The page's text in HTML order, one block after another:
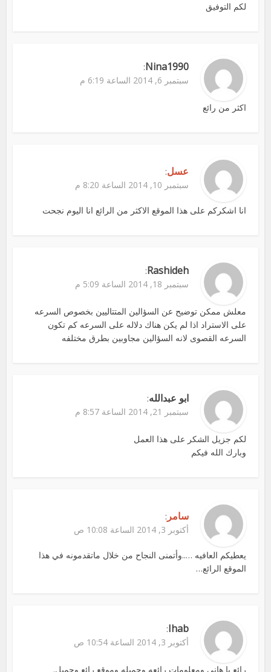
لكم التوفيق
Nina1990
:
سبتمبر 6, 2014 الساعة 6:19 م
اكثر من رائع
عسل:
سبتمبر 10, 2014 الساعة 8:20 م
انا اشكركم على هذا الموقع الاكثر من الرائع انا اليوم نجحت
Rashideh
:
سبتمبر 18, 2014 الساعة 5:09 م
معلش ممكن توضيح عن السؤالين المتتاليين بخصوص السرعه
على الاستراد اذا لم يكن هناك دلاله على السرعه كم تكون
السرعه القصوى لانه السؤالين مجاوبين بطرق مختلفه
ابو عبدالله:
سبتمبر 21, 2014 الساعة 8:57 م
لكم جزيل الشكر على هذا العمل
وبارك الله فيكم
سامر :
أكتوبر 3, 2014 الساعة 10:08 ص
يعطيكم العافيه …..وأتمنى النجاح من خلال ماتقدمونه في هذا
الموقع الرائع…
Ihab
:
أكتوبر 3, 2014 الساعة 10:54 ص
رائع يا هاني ومعلومات رائعه وجميله وموقع رائع وجميل.